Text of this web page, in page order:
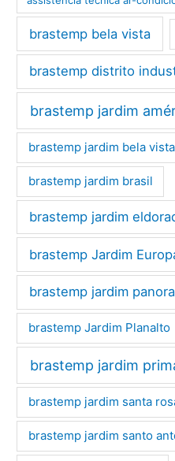
brastemp bela vista
brastemp distrito
brastemp jardim
brastemp jardim bela vista
brastemp jardim brasil
brastemp jardim
brastemp Jardim
brastemp jardim
brastemp Jardim Planalto
brastemp jardim
brastemp jardim santa
brastemp jardim santo